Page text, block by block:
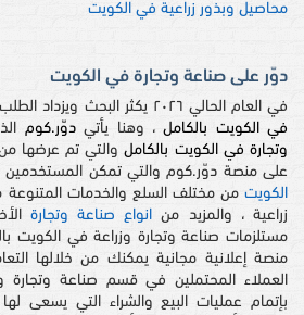
محاصيل وبذور زراعية في الكويت
دوّر على صناعة وتجارة في الكويت
في العام الحالي ٢٠٢٦ يكثر البحث ويزداد الطلب على
في الكويت بالكامل، وهنا يأتيدوّر.كوم
وتجارة في الكويت بالكاملوالتي تم عرضها من
على منصة دوّر.كوم والتي تمكن
الكويت من مختلف السلع والخدمات المتنوعة
زراعية ، والمزيد من انواع صناعة وتجارة
مستلزمات صناعة وتجارة وزراعة في الكويت
منصة إعلانية مجانية يمكنك من خلالها
العملاء المحتملين في قسم صناعة وتجارة
بإتمام عمليات البيع والشراء التي يسعى